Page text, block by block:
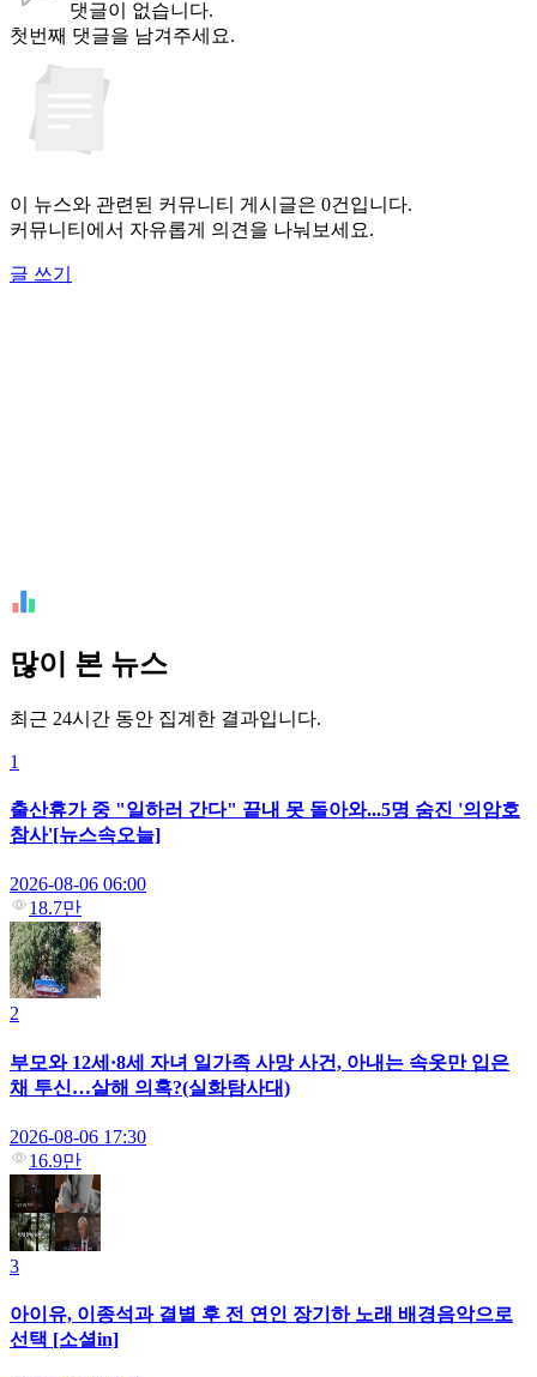
댓글이 없습니다.
첫번째 댓글을 남겨주세요.
이 뉴스와 관련된 커뮤니티 게시글은 0건입니다.
커뮤니티에서 자유롭게 의견을 나눠보세요.
글 쓰기
많이 본 뉴스
최근 24시간 동안 집계한 결과입니다.
1
출산휴가 중 "일하러 간다" 끝내 못 돌아와...5명 숨진 '의암호
참사'[뉴스속오늘]
2026-08-06 06:00
18.7만
2
부모와 12세·8세 자녀 일가족 사망 사건, 아내는 속옷만 입은
채 투신…살해 의혹?(실화탐사대)
2026-08-06 17:30
16.9만
3
아이유, 이종석과 결별 후 전 연인 장기하 노래 배경음악으로
선택 [소셜in]